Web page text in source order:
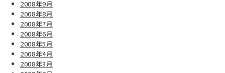
2008年9月
2008年8月
2008年7月
2008年6月
2008年5月
2008年4月
2008年3月